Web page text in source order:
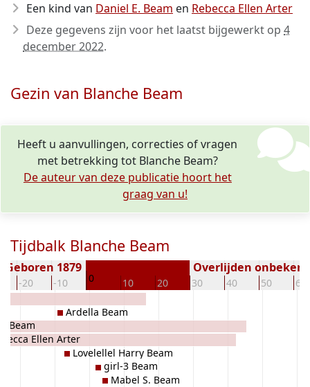
Een kind van Daniel E. Beam en Rebecca Ellen Arter
Deze gegevens zijn voor het laatst bijgewerkt op 4
december 2022.
Gezin van Blanche Beam
Heeft u aanvullingen, correcties of vragen
met betrekking tot Blanche Beam?
De auteur van deze publicatie hoort het
graag van u!
Tijdbalk Blanche Beam
-20 -10 0 10 20 30 40 50 60
Geboren 1879 Overlijden
Beam
Ellen Arter
Ardella Beam
Lovelellel Harry Beam
girl-3 Beam
Mabel S. Beam